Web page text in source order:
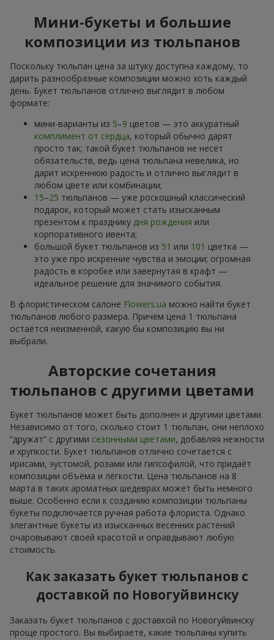
Мини-букеты и большие
композиции из тюльпанов
Поскольку тюльпан цена за штуку доступна каждому, то
дарить разнообразные композиции можно хоть каждый
день. Букет тюльпанов отлично выглядит в любом
формате:
мини-варианты из 5–9 цветов — это аккуратный
комплимент от сердца, который обычно дарят
просто так; такой букет тюльпанов не несёт
обязательств, ведь цена тюльпана невелика, но
дарит искреннюю радость и отлично выглядит в
любом цвете или комбинации;
15–25 тюльпанов — уже роскошный классический
подарок, который может стать изысканным
презентом к празднику дня рождения или
корпоративного ивента;
большой букет тюльпанов из 51 или 101 цветка —
это уже про искренние чувства и эмоции; огромная
радость в коробке или завернутая в крафт —
идеальное решение для значимого события.
В флористическом салоне Flowers.ua можно найти букет
тюльпанов любого размера. Причём цена 1 тюльпана
остаётся неизменной, какую бы композицию вы ни
выбрали.
Авторские сочетания
тюльпанов с другими цветами
Букет тюльпанов может быть дополнен и другими цветами.
Независимо от того, сколько стоит 1 тюльпан, они неплохо
“дружат” с другими сезонными цветами, добавляя нежности
и хрупкости. Букет тюльпанов отлично сочетается с
ирисами, эустомой, розами или гипсофилой, что придаёт
композиции объёма и лёгкости. Цена тюльпанов на 8
марта в таких ароматных шедеврах может быть немного
выше. Особенно если к созданию композиции тюльпаны
букеты подключается ручная работа флориста. Однако
элегантные букеты из изысканных весенних растений
очаровывают своей красотой и оправдывают любую
стоимость.
Как заказать букет тюльпанов с
доставкой по Новогуйвинску
Заказать букет тюльпанов с доставкой по Новогуйвинску
проще простого. Вы выбираете, какие тюльпаны купить